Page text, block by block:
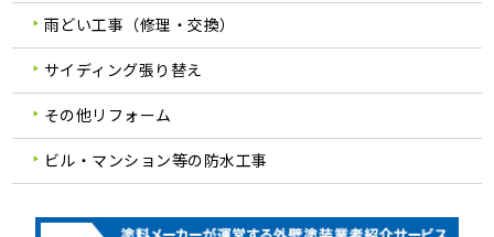
雨どい工事（修理・交換）
サイディング張り替え
その他リフォーム
ビル・マンション等の防水工事